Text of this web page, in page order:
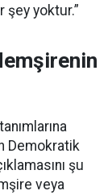
şey yoktur.”
Demokratik
şu
veya